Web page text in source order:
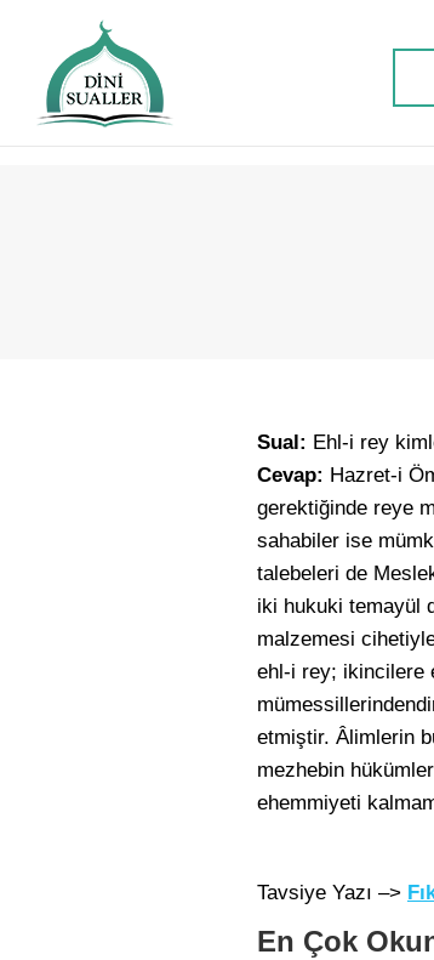
Sual: Ehl-i rey
Cevap: Hazret-i
gerektiğinde reye
sahabiler ise
talebeleri de
iki hukuki temayül
malzemesi
ehl-i rey; ikincilere
etmiştir. Âlimlerin
mezhebin
ehemmiyeti
Tavsiye Yazı –>
En Çok